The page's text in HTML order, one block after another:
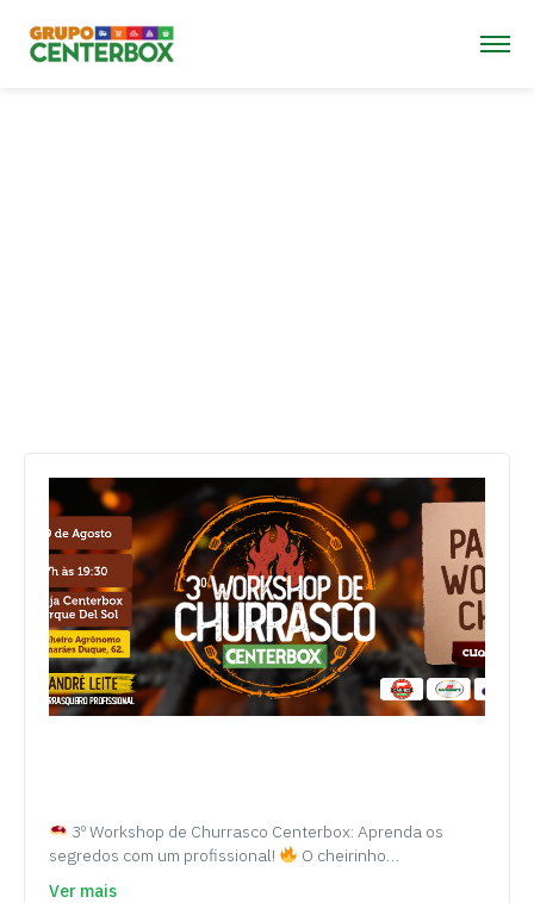
3º Workshop de Churrasco Centerbox: Aprenda os
segredos com um profissional!
O cheirinho…
Ver mais